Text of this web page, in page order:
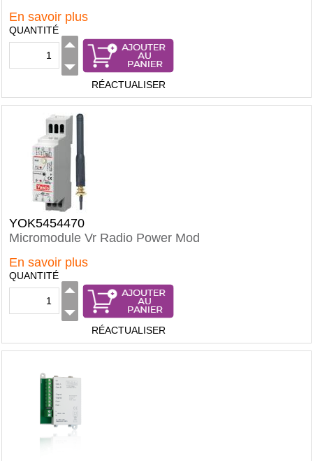
En savoir plus
QUANTITÉ
RÉACTUALISER
YOK5454470
Micromodule Vr Radio Power Mod
En savoir plus
QUANTITÉ
RÉACTUALISER